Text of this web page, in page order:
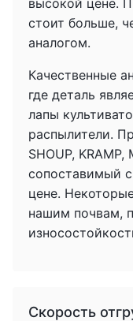
высокой цене.
стоит больше,
аналогом.
Качественные
где деталь
лапы
распылители.
SHOUP,
сопоставимый
цене.
нашим почвам,
Скорость